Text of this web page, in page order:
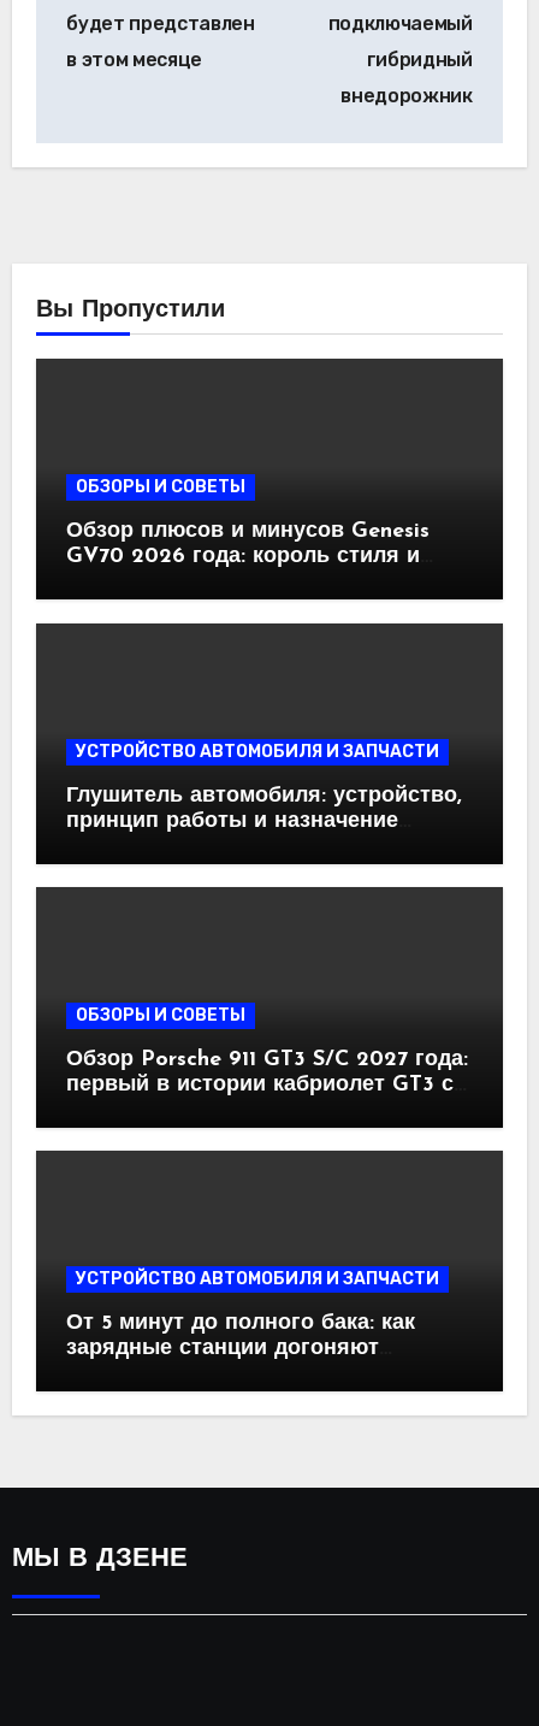
записям
будет представлен
в этом месяце
подключаемый
гибридный
внедорожник
Вы Пропустили
ОБЗОРЫ И СОВЕТЫ
Обзор плюсов и минусов Genesis
GV70 2026 года: король стиля и
УСТРОЙСТВО АВТОМОБИЛЯ И ЗАПЧАСТИ
Глушитель автомобиля: устройство,
принцип работы и назначение
ОБЗОРЫ И СОВЕТЫ
Обзор Porsche 911 GT3 S/C 2027 года:
первый в истории кабриолет GT3 с
оппозитом
УСТРОЙСТВО АВТОМОБИЛЯ И ЗАПЧАСТИ
От 5 минут до полного бака: как
зарядные станции догоняют
МЫ В ДЗЕНЕ